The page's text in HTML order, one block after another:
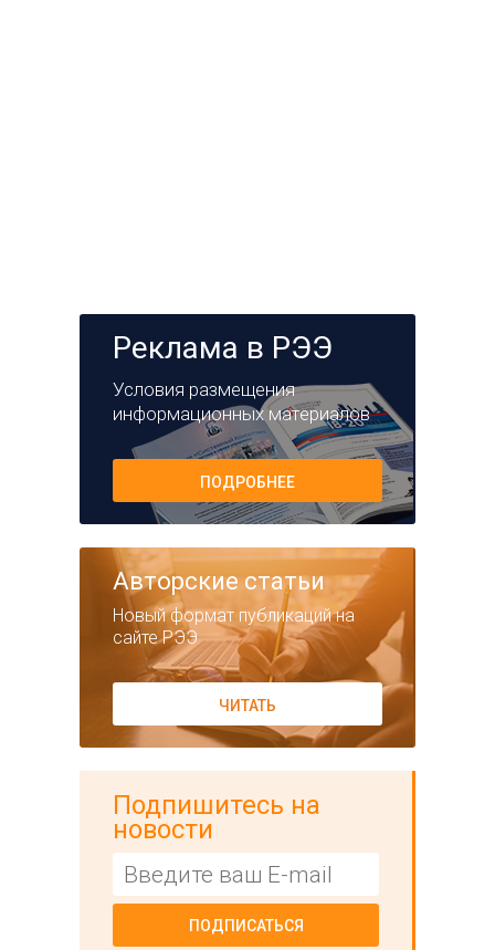
Реклама в РЭЭ
Условия размещения
информационных материалов
ПОДРОБНЕЕ
Авторские статьи
Новый формат публикаций на
сайте РЭЭ
ЧИТАТЬ
Подпишитесь на
новости
ПОДПИСАТЬСЯ